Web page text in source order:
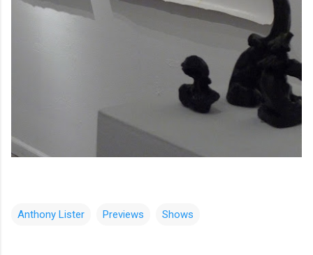
Anthony Lister Previews Shows